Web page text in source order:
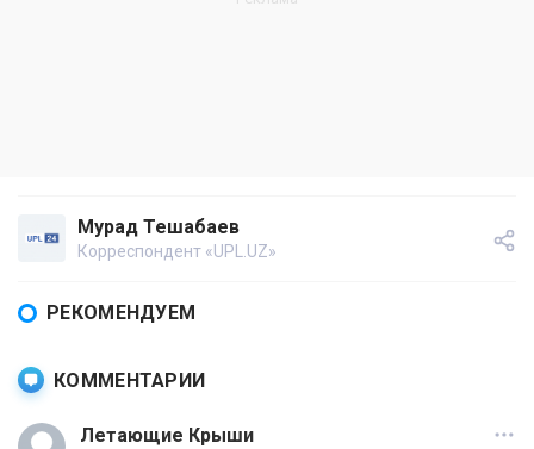
Мурад Тешабаев
Корреспондент «UPL.UZ»
РЕКОМЕНДУЕМ
КОММЕНТАРИИ
Летающие Крыши